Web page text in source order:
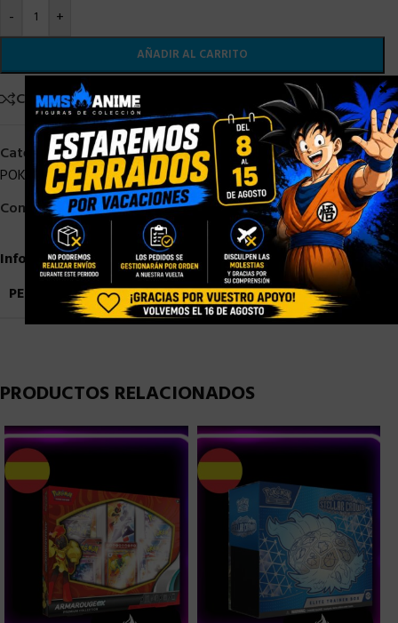
-
+
AÑADIR AL CARRITO
Comparar Añadir a la lista de deseos
Categorías:CHINO,COREANO,ESPAÑOL, INGLES,JAPONES,
POKEMON TCG
Compartir:
Información adicional
PESO
0,9 kg
PRODUCTOS RELACIONADOS
×